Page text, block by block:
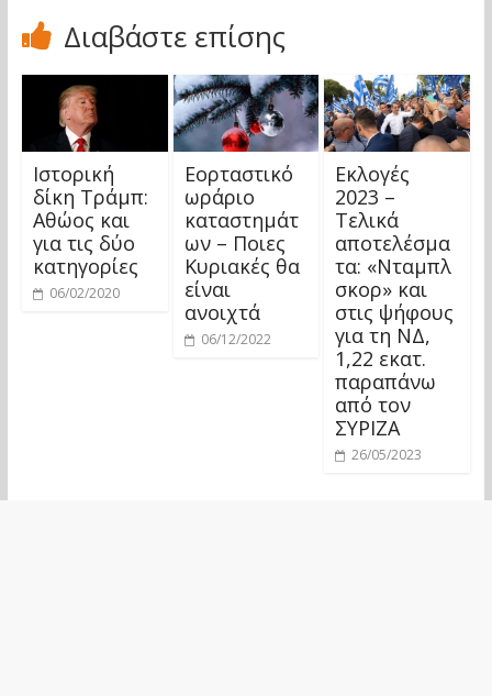
Διαβάστε επίσης
Ιστορική
δίκη Τράμπ:
Αθώος και
για τις δύο
κατηγορίες
06/02/2020
Εορταστικό
ωράριο
καταστημάτ
ων – Ποιες
Κυριακές θα
είναι
ανοιχτά
06/12/2022
Εκλογές
2023 –
Τελικά
αποτελέσμα
τα: «Νταμπλ
σκορ» και
στις ψήφους
για τη ΝΔ,
1,22 εκατ.
παραπάνω
από τον
ΣΥΡΙΖΑ
26/05/2023